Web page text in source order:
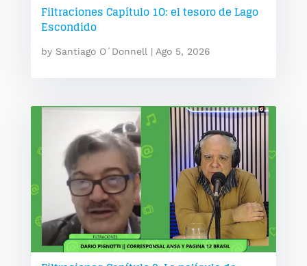
Filtraciones Capítulo 1O: el tesoro de Lago
Escondido
by Santiago O´Donnell| Ago 5, 2026